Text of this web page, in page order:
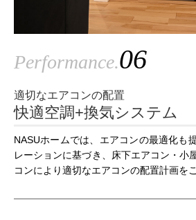
Performance.06
適切なエアコンの配置
快適空調+換気システム
NASUホームでは、エアコンの最適化も
レーションに基づき、床下エアコン・小
コンにより適切なエアコンの配置計画を